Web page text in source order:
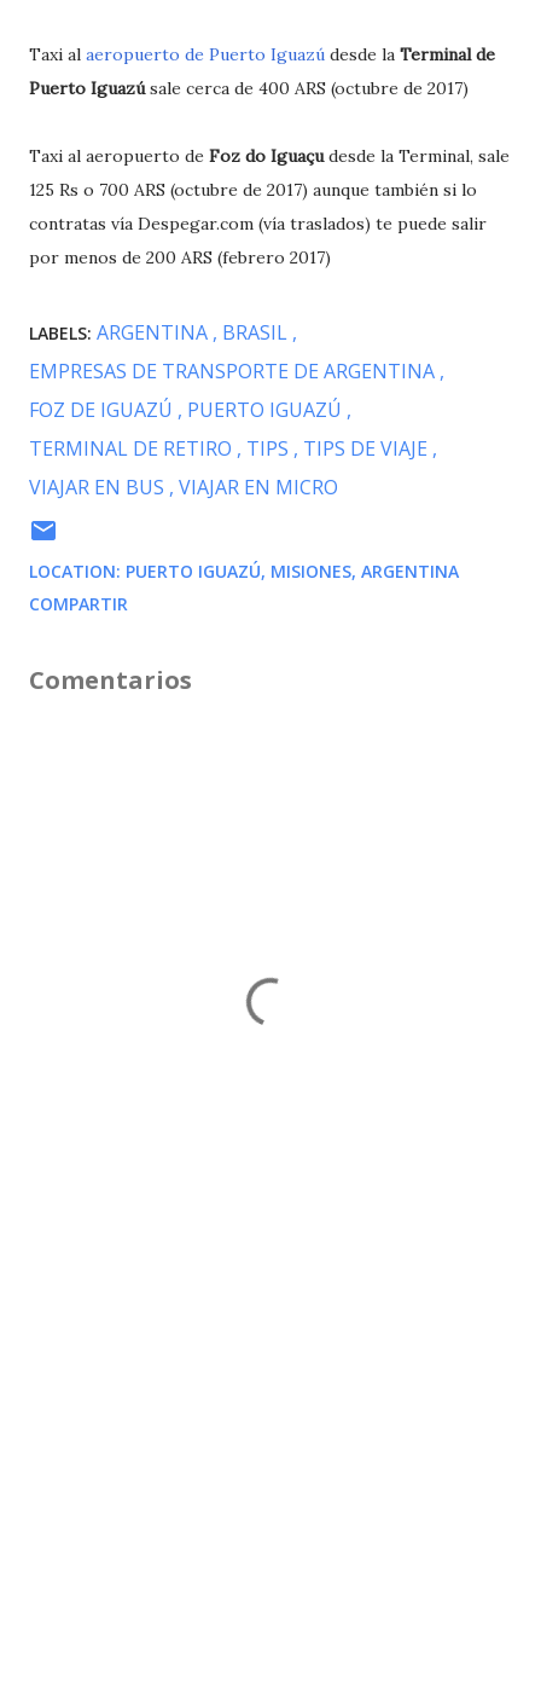
Taxi al aeropuerto de Puerto Iguazú desde la Terminal de
Puerto Iguazúsale cerca de 400 ARS (octubre de 2017)
Taxi al aeropuerto de Foz do Iguaçudesde la Terminal, sale
125 Rs o 700 ARS (octubre de 2017) aunque también si lo
contratas vía Despegar.com (vía traslados) te puede salir
por menos de 200 ARS (febrero 2017)
LABELS: ARGENTINA BRASIL
EMPRESAS DE TRANSPORTE DE ARGENTINA
FOZ DE IGUAZÚ
PUERTO IGUAZÚ
TERMINAL DE RETIRO
TIPS
TIPS DE VIAJE
VIAJAR EN BUS VIAJAR EN MICRO
LOCATION: PUERTO IGUAZÚ, MISIONES, ARGENTINA
COMPARTIR
Comentarios